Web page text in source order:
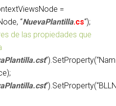
=
“NuevaPlantilla.cs“);
de las propiedades que
.cst
.cst